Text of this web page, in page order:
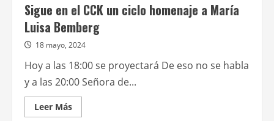
Sigue en el CCK un ciclo homenaje a María
Luisa Bemberg
18 mayo, 2024
Hoy a las 18:00 se proyectará De eso no se habla
y a las 20:00 Señora de...
Leer MásLeer
más